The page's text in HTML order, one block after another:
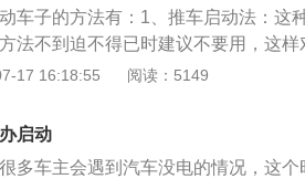
，供电的车子应该处于运转状态，先
再松正极搭线。
车子的方法有：1、推车启动法：这
法不到迫不得已时建议不要用，这
2、借车接线搭桥启动法：这种方法
障导致储电能力减弱；3、车辆行驶距
驶后有未关闭的电器。
17 16:18:55 阅读：5149
启动
多车主会遇到汽车没电的情况，这